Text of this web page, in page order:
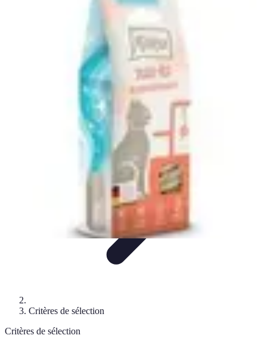
Sélection Logiciels
Critères de sélection
Critères de sélection